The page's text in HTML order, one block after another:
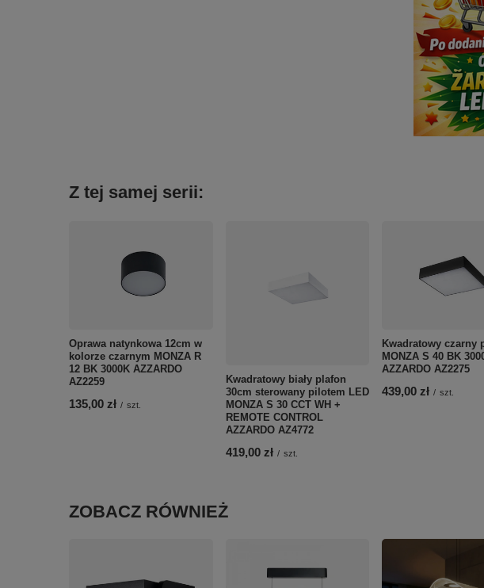
Z tej samej serii:
Oprawa natynkowa 12cm w
kolorze czarnym MONZA R
12 BK 3000K AZZARDO
AZ2259
135,00 zł / szt.
Kwadratowy biały plafon
30cm sterowany pilotem LED
MONZA S 30 CCT WH +
REMOTE CONTROL
AZZARDO AZ4772
419,00 zł / szt.
Kwadratowy czarny
MONZA S 40 BK
AZZARDO AZ2275
439,00 zł / szt.
ZOBACZ RÓWNIEŻ